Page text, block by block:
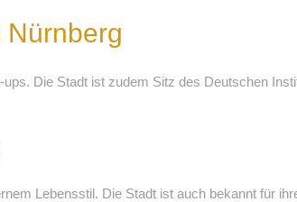
Die Stadt ist zudem Sitz des Deutschen
Lebensstil. Die Stadt ist auch bekannt für